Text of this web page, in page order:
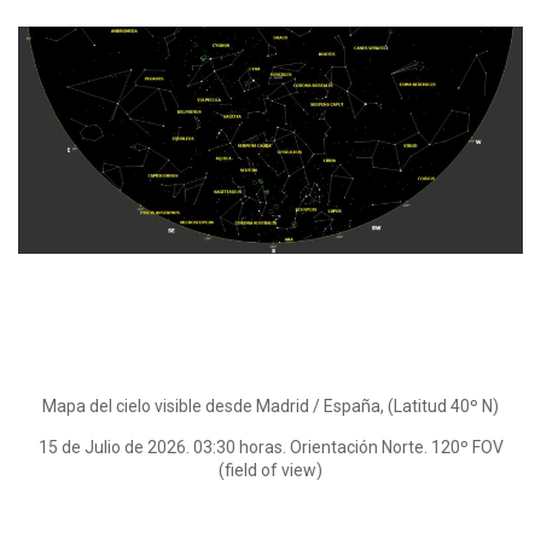
Mapa del cielo visible desde Madrid / España, (Latitud 40º N)
15 de Julio de 2026. 03:30 horas. Orientación Norte. 120º FOV
(field of view)